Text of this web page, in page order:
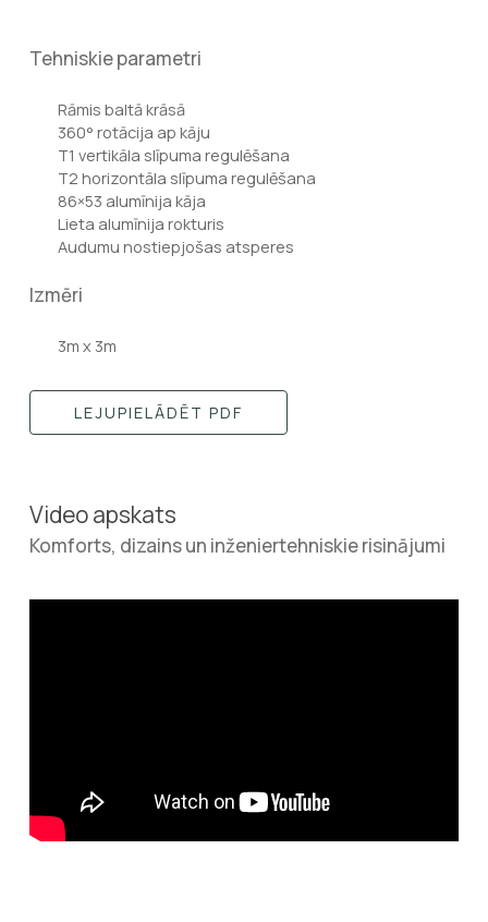
Tehniskie parametri
Rāmis baltā krāsā
360° rotācija ap kāju
T1 vertikāla slīpuma regulēšana
T2 horizontāla slīpuma regulēšana
86×53 alumīnija kāja
Lieta alumīnija rokturis
Audumu nostiepjošas atsperes
Izmēri
3m x 3m
LEJUPIELĀDĒT PDF
Video apskats
Komforts, dizains un inženiertehniskie risinājumi